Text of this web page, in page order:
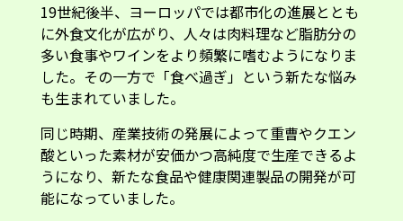
19世紀後半、ヨーロッパでは都市化の進展ととも
に外食文化が広がり、人々は肉料理など脂肪分の
多い食事やワインをより頻繁に嗜むようになりま
した。その一方で「食べ過ぎ」という新たな悩み
も生まれていました。
同じ時期、産業技術の発展によって重曹やクエン
酸といった素材が安価かつ高純度で生産できるよ
うになり、新たな食品や健康関連製品の開発が可
能になっていました。